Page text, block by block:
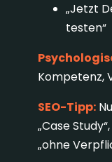
„Jetzt
testen“
Kompetenz,
SEO-Tipp:
„Case
„ohne